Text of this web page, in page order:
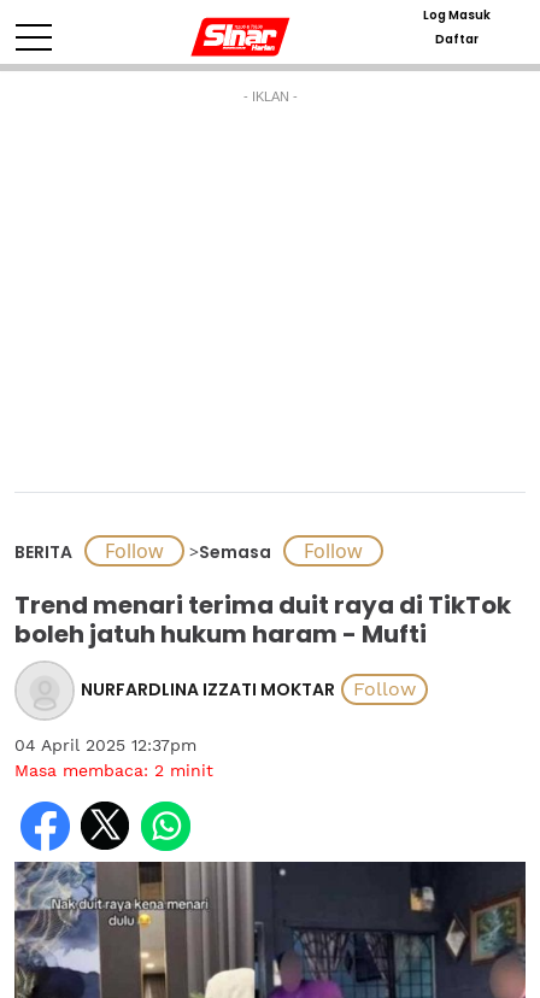
Log Masuk
Daftar
- IKLAN -
BERITA >Semasa
Trend menari terima duit raya di TikTok
boleh jatuh hukum haram - Mufti
NURFARDLINA IZZATI MOKTAR
04 April 2025 12:37pm
Masa membaca: 2 minit